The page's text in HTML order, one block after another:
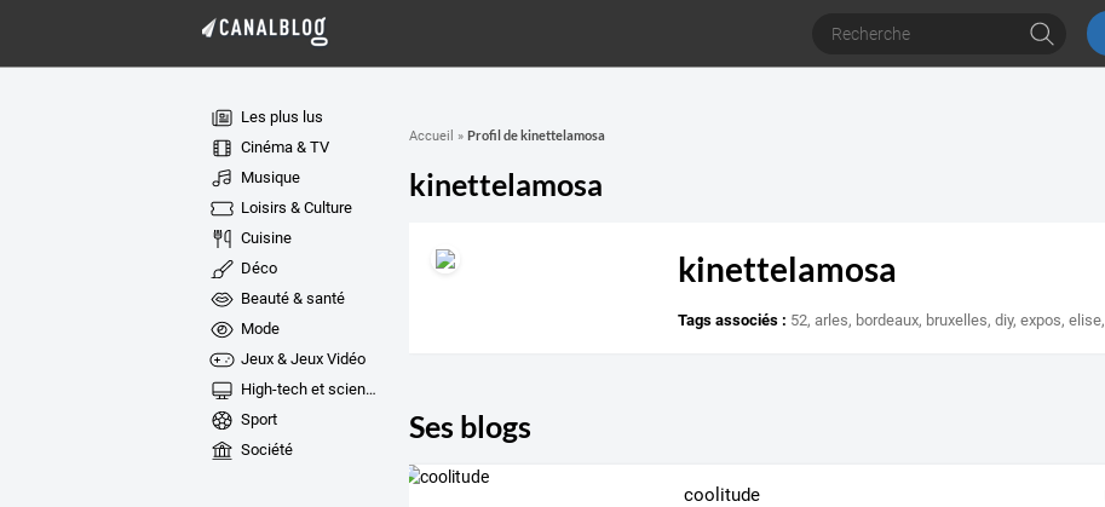
Les plus lus
Cinéma & TV
Musique
Loisirs & Culture
Cuisine
Déco
Beauté & santé
Mode
Jeux & Jeux Vidéo
High-tech et sciences
Sport
Société
Accueil » Profil de kinettelamosa
kinettelamosa
kinettelamosa
Tags associés : 52,arles, bordeaux, bruxelles,diy,expos,elise,
Ses blogs
coolitude